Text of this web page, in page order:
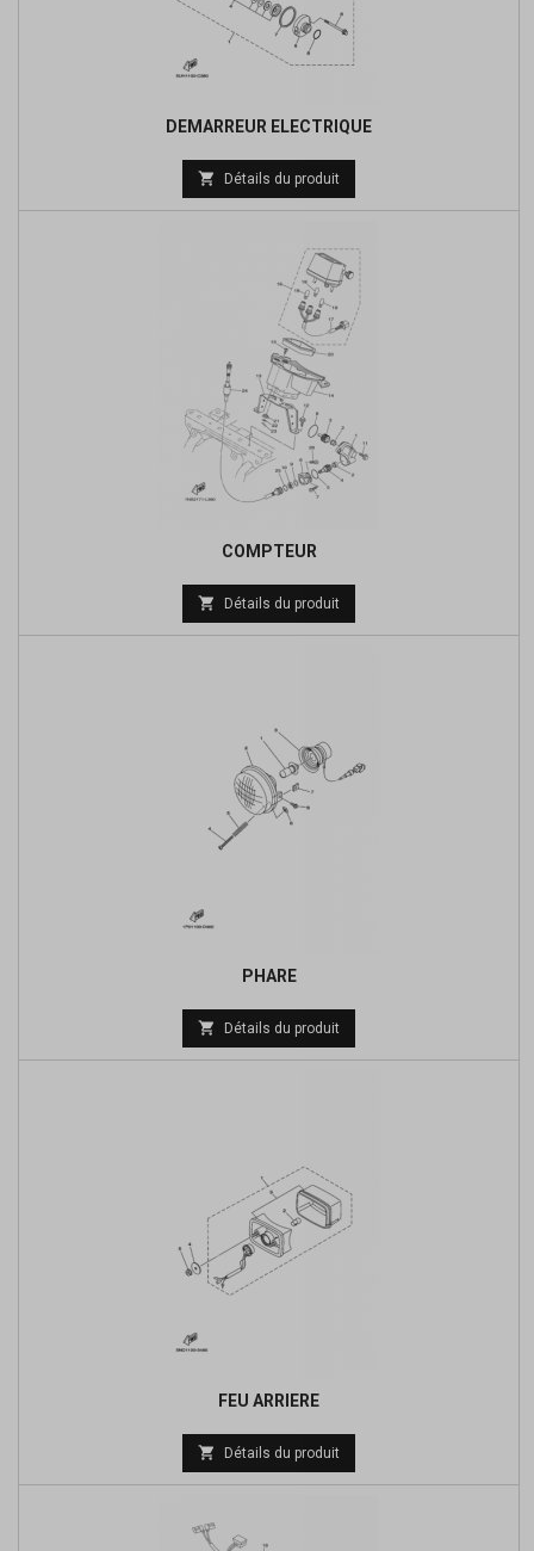
DEMARREUR ELECTRIQUE
Prix
de
 Détails du produit
COMPTEUR
Prix
de
 Détails du produit
PHARE
Prix
de
 Détails du produit
FEU ARRIERE
Prix
de
 Détails du produit